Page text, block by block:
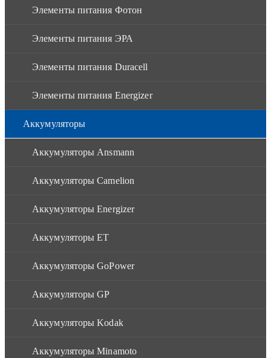
Элементы питания Фотон
Элементы питания ЭРА
Элементы питания Duracell
Элементы питания Energizer
Аккумуляторы
Аккумуляторы Ansmann
Аккумуляторы Camelion
Аккумуляторы Energizer
Аккумуляторы ET
Аккумуляторы GoPower
Аккумуляторы GP
Аккумуляторы Kodak
Аккумуляторы Minamoto